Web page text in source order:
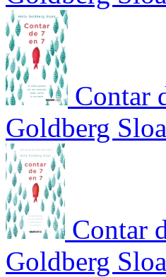
Contar
Goldberg
Contar
Goldberg